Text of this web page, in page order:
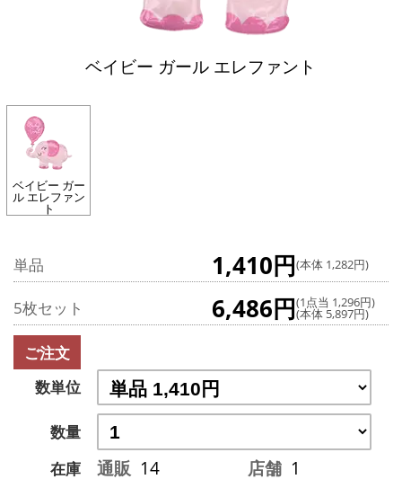
ベイビー ガール エレファント
ベイビー ガー
ル エレファン
ト
単品 1,410円(本体 1,282円)
5枚セット 6,486円(1点当 1,296円)
(本体 5,897円)
ご注文
数単位
数量
在庫
通販 14 店舗 1